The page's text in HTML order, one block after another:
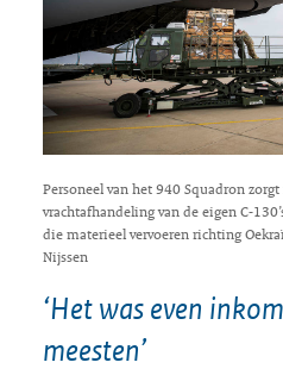
Personeel van het 940 Squadron
vrachtafhandeling van de eigen C-
die materieel vervoeren richting
Nijssen
‘Het was even
meesten’